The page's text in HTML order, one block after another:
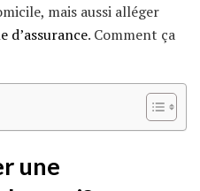
mais aussi alléger
d’assurance. Comment ça
une